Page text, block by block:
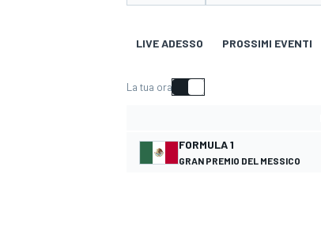
LIVE ADESSO PROSSIMI EVENTI
La tua ora
FORMULA 1
GRAN PREMIO DEL MESSICO